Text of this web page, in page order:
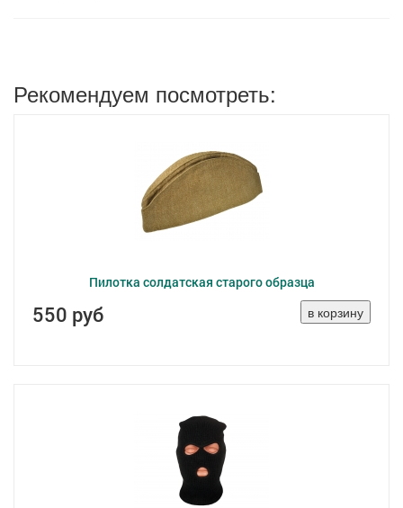
Рекомендуем посмотреть:
Пилотка солдатская старого образца
550 руб